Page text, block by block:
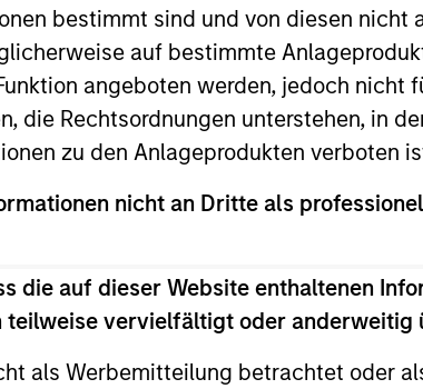
bestimmt sind und von diesen nicht
auf bestimmte
angeboten werden, jedoch nicht
die Rechtsordnungen unterstehen, in
zu den Anlageprodukten verboten
nicht an Dritte als
die auf dieser Website enthaltenen
vervielfältigt oder anderweitig
als Werbemitteilung betrachtet oder
strategy. In addition, Mr. Pessah serves
companies. Mr. Pessah joined Morgan
Mr. Pessah held various positions at
Officer of its business development
career at Ernst & Young LLP as an
from the University of Delaware